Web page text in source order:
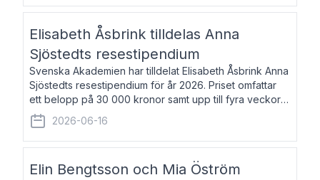
Elisabeth Åsbrink tilldelas Anna
Sjöstedts resestipendium
Svenska Akademien har tilldelat Elisabeth Åsbrink Anna
Sjöstedts resestipendium för år 2026. Priset omfattar
ett belopp på 30 000 kronor samt upp till fyra veckors
fri vistelse i Akademiens lägenhet i Berlin. Elisabeth
Åsbrink, född 1965 oc
2026-06-16
Elin Bengtsson och Mia Öström